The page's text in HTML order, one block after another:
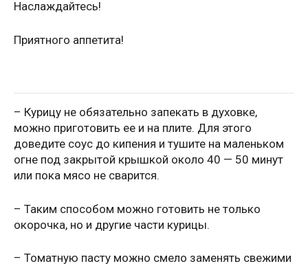
Наслаждайтесь!
Приятного аппетита!
– Курицу не обязательно запекать в духовке,
можно приготовить ее и на плите. Для этого
доведите соус до кипения и тушите на маленьком
огне под закрытой крышкой около 40 — 50 минут
или пока мясо не сварится.
– Таким способом можно готовить не только
окорочка, но и другие части курицы.
– Томатную пасту можно смело заменять свежими